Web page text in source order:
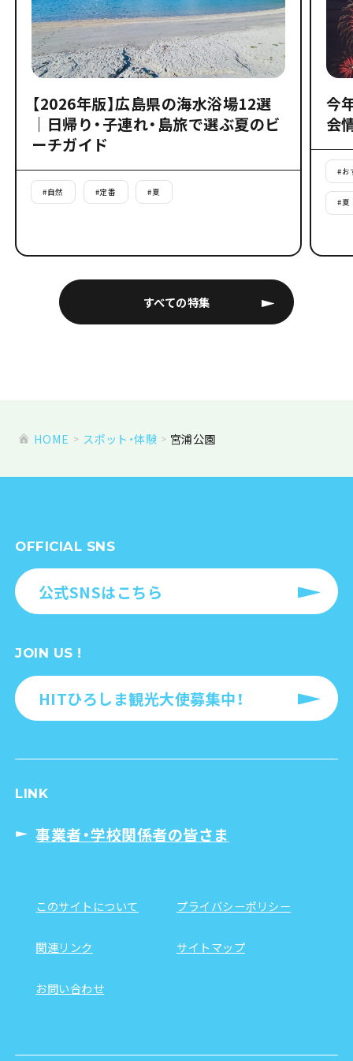
すべての特集
【2026年版】広島県の海水浴場12選
｜日帰り・子連れ・島旅で選ぶ夏のビ
ーチガイド
#自然 #定番 #夏
今
会
#お
#夏
HOME スポット・体験 宮浦公園
OFFICIAL SNS
公式SNSはこちら
JOIN US !
HITひろしま観光大使募集中！
LINK
事業者・学校関係者の皆さま
このサイトについて プライバシーポリシー
関連リンク サイトマップ
お問い合わせ